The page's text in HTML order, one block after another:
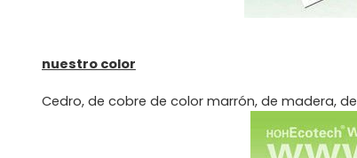
nuestro color
Cedro, de cobre de color marrón, de madera,